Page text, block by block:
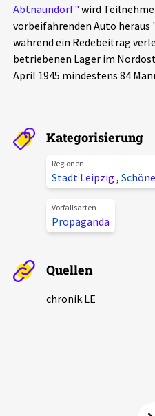
Schlaglichter
Phänomene
Alle Beiträge
Veranstaltungen
Pressemitteilungen
Über uns
Projektbeschreibung
Kontakt
Unterstützer_innen
Abtnaundorf" wird
vorbeifahrenden Auto
während ein Redebeitrag
betriebenen Lager im
April 1945 mindestens 84
Kategorisierung
Regionen
Stadt Leipzig ,
Vorfallsarten
Propaganda
Quellen
chronik.LE